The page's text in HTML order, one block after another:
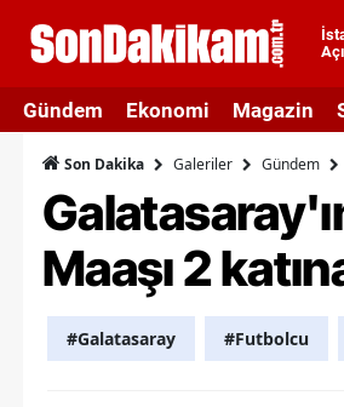
Gündem Ekonomi Magazin
Son Dakika Galeriler Gündem
Maaşı 2
#Galatasaray #Futbolcu